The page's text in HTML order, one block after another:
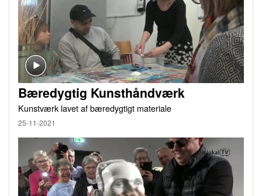
Bæredygtig Kunsthåndværk
Kunstværk lavet af bæredygtigt materiale
25-11-2021